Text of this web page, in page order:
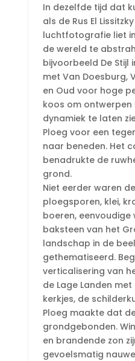
In dezelfde tijd dat
als de Rus El
luchtfotografie liet
de wereld te
bijvoorbeeld De Stijl
met Van Doesburg,
en Oud voor hoge
koos om ontwerpen
dynamiek te laten
Ploeg voor een
naar beneden. Het
benadrukte de
grond.
Niet eerder waren
ploegsporen, klei,
boeren, eenvoudige
baksteen van het
landschap in de
gethematiseerd.
verticalisering van
de Lage Landen
kerkjes, de
Ploeg maakte dat
grondgebonden.
en brandende zon
gevoelsmatig